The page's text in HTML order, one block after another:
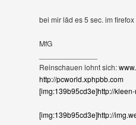
bei mir läd es 5 sec. im
MfG
Reinschauen lohnt sich:
http://pcworld.xphpbb.com
[img:139b95cd3e]http://
[img:139b95cd3e]http://